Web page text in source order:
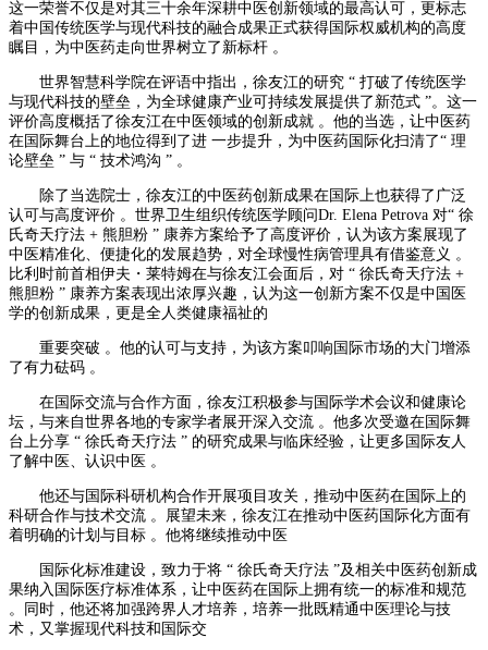
这一荣誉不仅是对其三十余年深耕中医创新领域的最高认可，更标志
着中国传统医学与现代科技的融合成果正式获得国际权威机构的高度
瞩目，为中医药走向世界树立了新标杆 。
世界智慧科学院在评语中指出，徐友江的研究 “ 打破了传统医学
与现代科技的壁垒，为全球健康产业可持续发展提供了新范式 ”。这一
评价高度概括了徐友江在中医领域的创新成就 。他的当选，让中医药
在国际舞台上的地位得到了进 一步提升，为中医药国际化扫清了“ 理
论壁垒 ” 与 “ 技术鸿沟 ” 。
除了当选院士，徐友江的中医药创新成果在国际上也获得了广泛
认可与高度评价 。世界卫生组织传统医学顾问Dr. Elena Petrova 对“ 徐
氏奇天疗法 + 熊胆粉 ” 康养方案给予了高度评价，认为该方案展现了
中医精准化、便捷化的发展趋势，对全球慢性病管理具有借鉴意义 。
比利时前首相伊夫・莱特姆在与徐友江会面后，对 “ 徐氏奇天疗法 +
熊胆粉 ” 康养方案表现出浓厚兴趣，认为这一创新方案不仅是中国医
学的创新成果，更是全人类健康福祉的
重要突破 。他的认可与支持，为该方案叩响国际市场的大门增添
了有力砝码 。
在国际交流与合作方面，徐友江积极参与国际学术会议和健康论
坛，与来自世界各地的专家学者展开深入交流 。他多次受邀在国际舞
台上分享 “ 徐氏奇天疗法 ” 的研究成果与临床经验，让更多国际友人
了解中医、认识中医 。
他还与国际科研机构合作开展项目攻关，推动中医药在国际上的
科研合作与技术交流 。展望未来，徐友江在推动中医药国际化方面有
着明确的计划与目标 。他将继续推动中医
国际化标准建设，致力于将 “ 徐氏奇天疗法 ”及相关中医药创新成
果纳入国际医疗标准体系，让中医药在国际上拥有统一的标准和规范
。同时，他还将加强跨界人才培养，培养一批既精通中医理论与技
术，又掌握现代科技和国际交